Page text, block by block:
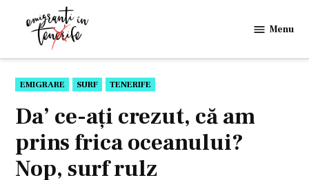
in
Menu
POSTED
IN
EMIGRARE SURF TENERIFE
Da’ ce-aţi crezut, că am
prins frica oceanului?
Nop, surf rulz